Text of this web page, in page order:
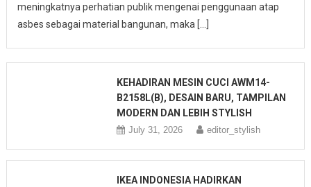
meningkatnya perhatian publik mengenai penggunaan atap
asbes sebagai material bangunan, maka […]
KEHADIRAN MESIN CUCI AWM14-
B2158L(B), DESAIN BARU, TAMPILAN
MODERN DAN LEBIH STYLISH
July 31, 2026 editor_stylish
IKEA INDONESIA HADIRKAN